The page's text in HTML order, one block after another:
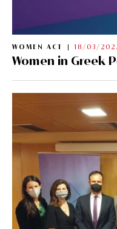
WOMEN ACT 18/03/
Women in Greek